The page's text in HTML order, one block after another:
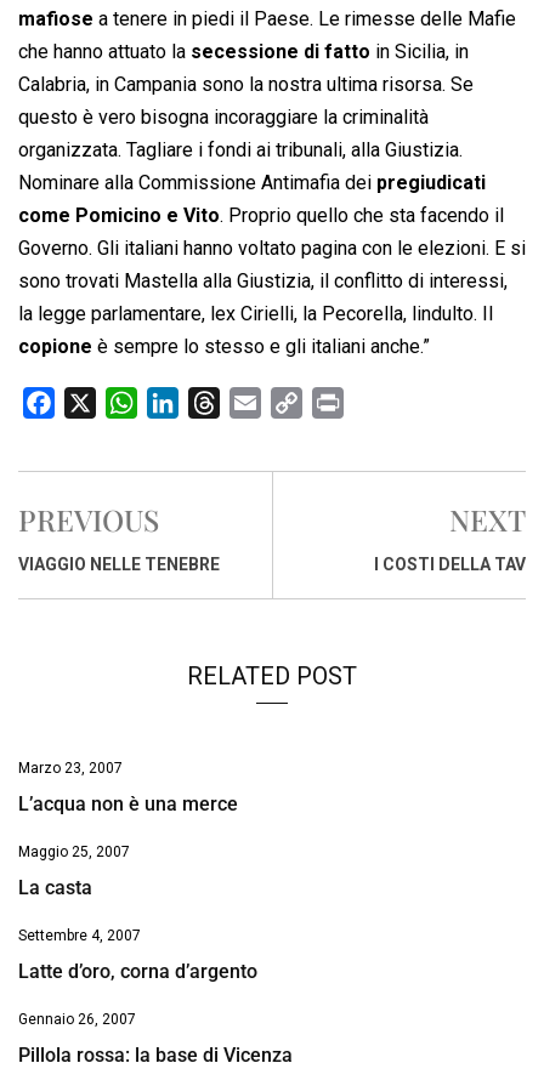
mafiose a tenere in piedi il Paese. Le rimesse delle Mafie
che hanno attuato la secessione di fatto in Sicilia, in
Calabria, in Campania sono la nostra ultima risorsa. Se
questo è vero bisogna incoraggiare la criminalità
organizzata. Tagliare i fondi ai tribunali, alla Giustizia.
Nominare alla Commissione Antimafia dei pregiudicati
come Pomicino e Vito. Proprio quello che sta facendo il
Governo. Gli italiani hanno voltato pagina con le elezioni. E si
sono trovati Mastella alla Giustizia, il conflitto di interessi,
la legge parlamentare, lex Cirielli, la Pecorella, lindulto. Il
copione è sempre lo stesso e gli italiani anche.”
c
b
o
W
a
s
A
n
d
r
a
p
i
PREVIOUS
VIAGGIO NELLE TENEBRE
NEXT
I COSTI DELLA TAV
RELATED POST
Marzo 23, 2007
L’acqua non è una merce
Maggio 25, 2007
La casta
Settembre 4, 2007
Latte d’oro, corna d’argento
Gennaio 26, 2007
Pillola rossa: la base di Vicenza